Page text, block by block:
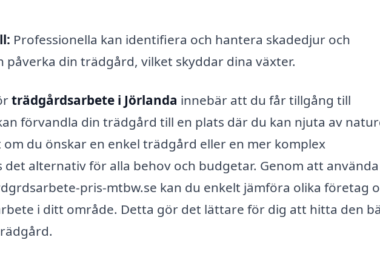
Professionella kan identifiera och hantera skadedjur och
påverka din trädgård, vilket skyddar dina växter.
trädgårdsarbete i Jörlanda innebär att du får tillgång till
förvandla din trädgård till en plats där du kan njuta av
om du önskar en enkel trädgård eller en mer komplex
det alternativ för alla behov och budgetar. Genom att använda
pris-mtbw.se kan du enkelt jämföra olika företag
i ditt område. Detta gör det lättare för dig att hitta den